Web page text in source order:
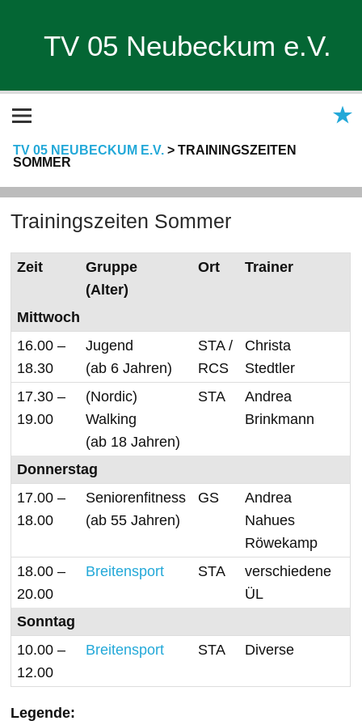
TV 05 Neubeckum e.V.
TV 05 NEUBECKUM E.V.> TRAININGSZEITEN
SOMMER
Trainingszeiten Sommer
Zeit
Gruppe
(Alter)
Ort Trainer
Mittwoch
16.00 –
18.30
Jugend
(ab 6 Jahren)
STA /
RCS
Christa
Stedtler
17.30 –
19.00
(Nordic)
Walking
(ab 18 Jahren)
STA
Andrea
Brinkmann
Donnerstag
17.00 –
18.00
Seniorenfitness
(ab 55 Jahren)
GS
Andrea
Nahues
Röwekamp
18.00 –
20.00
Breitensport STA
verschiedene
ÜL
Sonntag
10.00 –
12.00
Breitensport STA Diverse
Legende: